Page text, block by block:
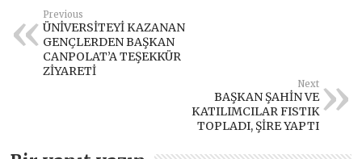
Previous
ÜNİVERSİTEYİ KAZANAN
GENÇLERDEN BAŞKAN
CANPOLAT’A TEŞEKKÜR
ZİYARETİ
Next
BAŞKAN ŞAHİN VE
KATILIMCILAR FISTIK
TOPLADI, ŞİRE YAPTI